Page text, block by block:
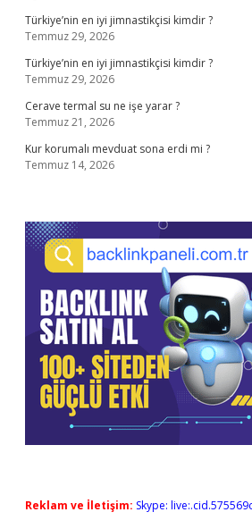
Türkiye’nin en iyi jimnastikçisi kimdir ?
Temmuz 29, 2026
Türkiye’nin en iyi jimnastikçisi kimdir ?
Temmuz 29, 2026
Cerave termal su ne işe yarar ?
Temmuz 21, 2026
Kur korumalı mevduat sona erdi mi ?
Temmuz 14, 2026
Reklam ve İletişim: Skype: